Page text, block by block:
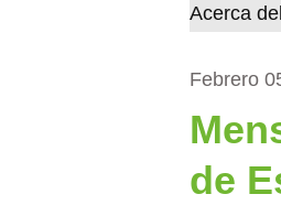
Febrero
de
Acerca